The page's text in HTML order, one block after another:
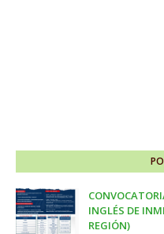
INGLÉS DE
REGIÓN)